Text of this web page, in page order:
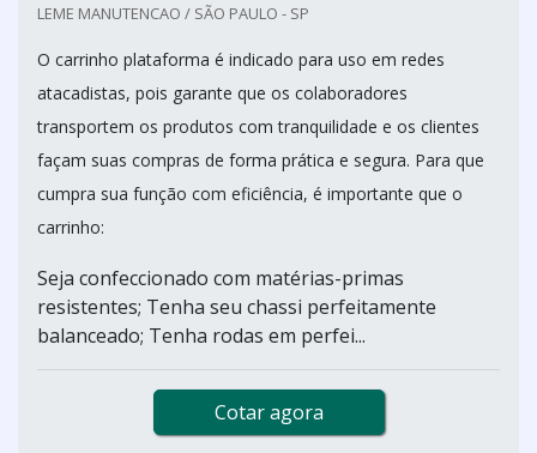
LEME MANUTENCAO / SÃO PAULO - SP
O carrinho plataforma é indicado para uso em redes
atacadistas, pois garante que os colaboradores
transportem os produtos com tranquilidade e os clientes
façam suas compras de forma prática e segura. Para que
cumpra sua função com eficiência, é importante que o
carrinho:
Seja confeccionado com matérias-primas
resistentes; Tenha seu chassi perfeitamente
balanceado; Tenha rodas em perfei...
Cotar agora